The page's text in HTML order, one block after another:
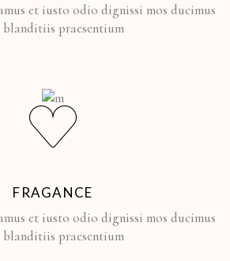
et iusto odio dignissi mos ducimus
praesentium
FRAGANCE
et iusto odio dignissi mos ducimus
praesentium